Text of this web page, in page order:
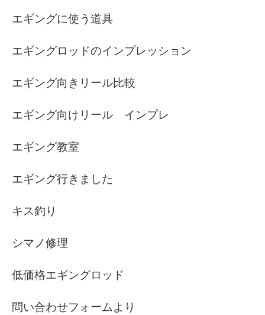
エギングに使う道具
エギングロッドのインプレッション
エギング向きリール比較
エギング向けリール インプレ
エギング教室
エギング行きました
キス釣り
シマノ修理
低価格エギングロッド
問い合わせフォームより